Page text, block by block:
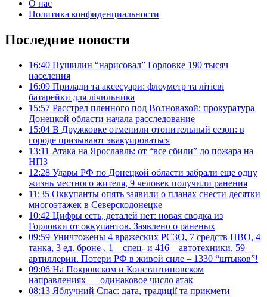
О нас
Политика конфиденциальности
Последние новости
16:40 Пушилин “нарисовал” Горловке 190 тысяч
населения
16:09 Прилади та аксесуари: флоуметр та літієві
батарейки для лічильника
15:57 Расстрел пленного под Волновахой: прокуратура
Донецкой области начала расследование
15:04 В Дружковке отменили отопительный сезон: в
городе призывают эвакуироваться
13:11 Атака на Ярославль: от “все сбили” до пожара на
НПЗ
12:28 Удары РФ по Донецкой области забрали еще одну
жизнь местного жителя, 9 человек получили ранения
11:35 Оккупанты опять заявили о планах снести десятки
многоэтажек в Северскодонецке
10:42 Цифры есть, деталей нет: новая сводка из
Горловки от оккупантов. Заявлено о раненых
09:59 Уничтожены 4 вражеских РСЗО, 7 средств ПВО, 4
танка, 3 ед. броне-, 1 – спец- и 416 – автотехники, 59 –
артиллерии. Потери РФ в живой силе – 1330 “штыков”!
09:06 На Покровском и Константиновском
направлениях — одинаковое число атак
08:13 Яблучний Спас: дата, традиції та прикмети